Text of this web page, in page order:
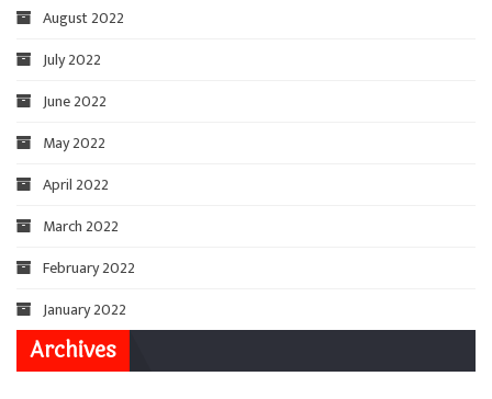
August 2022
July 2022
June 2022
May 2022
April 2022
March 2022
February 2022
January 2022
Archives